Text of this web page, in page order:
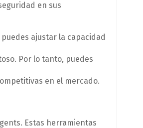
en sus
ajustar la capacidad
Por lo tanto, puedes
en el mercado.
Estas herramientas